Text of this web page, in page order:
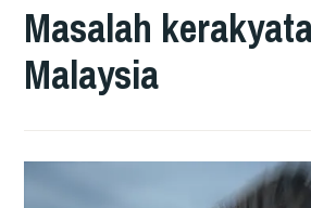
Masalah
Malaysia